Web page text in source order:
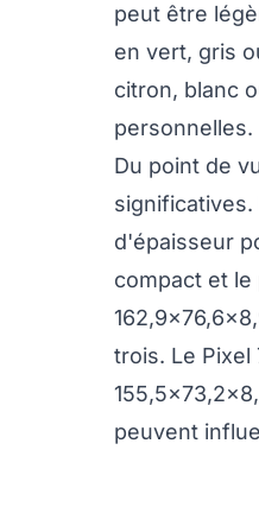
peut être
en vert, gris
citron, blanc
personnelles.
Du point de
significatives.
d'épaisseur
compact et le
trois. Le
peuvent